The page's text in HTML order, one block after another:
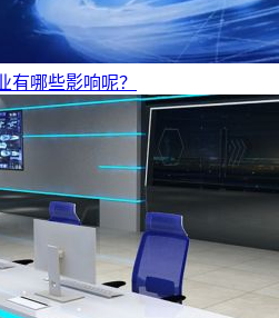
有哪些影响呢？